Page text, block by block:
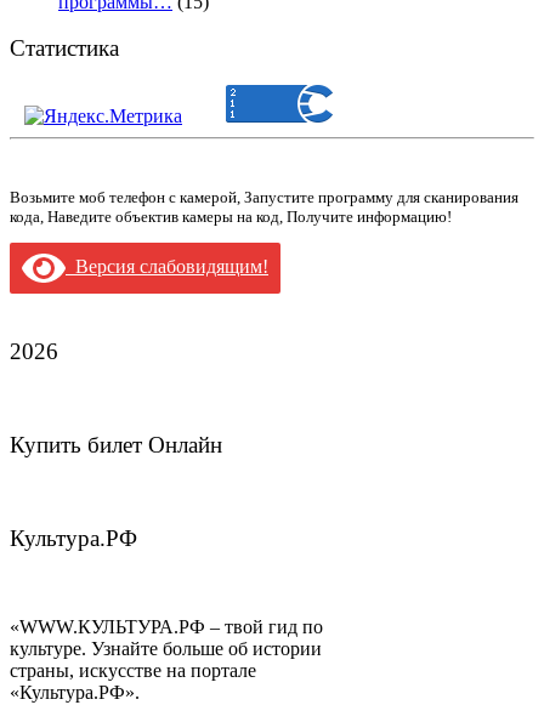
Статистика
Возьмите моб телефон с камерой, Запустите программу для сканирования
кода, Наведите объектив камеры на код, Получите информацию!
Версия слабовидящим!
2026
Купить билет Онлайн
Культура.РФ
«WWW.КУЛЬТУРА.РФ – твой гид по
культуре. Узнайте больше об истории
страны, искусстве на портале
«Культура.РФ».